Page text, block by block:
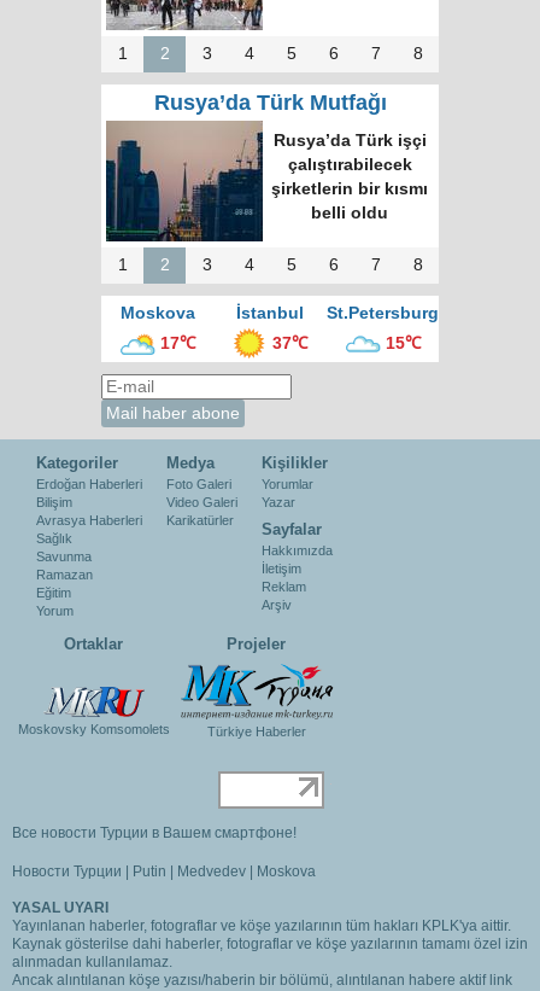
1 2 3 4 5 6 7 8
Rusya’da Türk Mutfağı
Rusya’da Türk işçi
çalıştırabilecek
şirketlerin bir kısmı
belli oldu
1 2 3 4 5 6 7 8
Moskova İstanbul
St.Petersburg
17℃
37℃ 15℃
Kategoriler
Erdoğan Haberleri
Bilişim
Avrasya Haberleri
Sağlık
Savunma
Ramazan
Eğitim
Yorum
Medya
Foto Galeri
Video Galeri
Karikatürler
Kişilikler
Yorumlar
Yazar
Sayfalar
Hakkımızda
İletişim
Reklam
Arşiv
Ortaklar
Moskovsky Komsomolets
Projeler
Türkiye Haberler
Все новости Турции в Вашем смартфоне!
Новости Турции Putin Medvedev Moskova
YASAL UYARI
Yayınlanan haberler, fotograflar ve köşe yazılarının tüm hakları KPLK'ya aittir.
Kaynak gösterilse dahi haberler, fotograflar ve köşe yazılarının tamamı özel izin
alınmadan kullanılamaz.
Ancak alıntılanan köşe yazısı/haberin bir bölümü, alıntılanan habere aktif link